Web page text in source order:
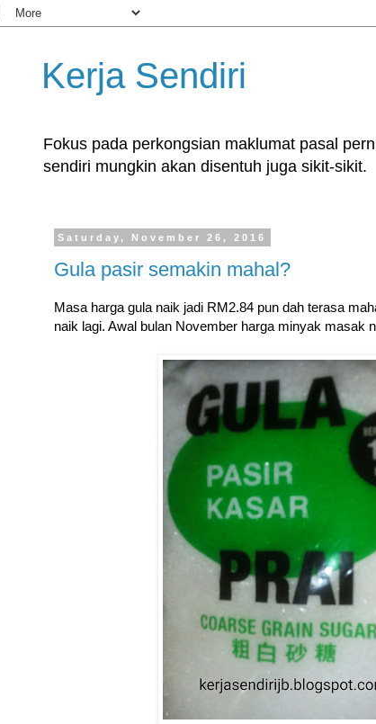
Kerja Sendiri
Fokus pada perkongsian maklumat pasal
sendiri mungkin akan disentuh juga sikit-sikit.
Saturday, November 26, 2016
Gula pasir semakin mahal?
Masa harga gula naik jadi RM2.84 pun dah terasa
naik lagi. Awal bulan November harga minyak masak